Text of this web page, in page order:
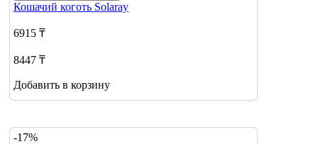
Кошачий коготь Solaray
6915 ₸
8447 ₸
Добавить в корзину
-17%